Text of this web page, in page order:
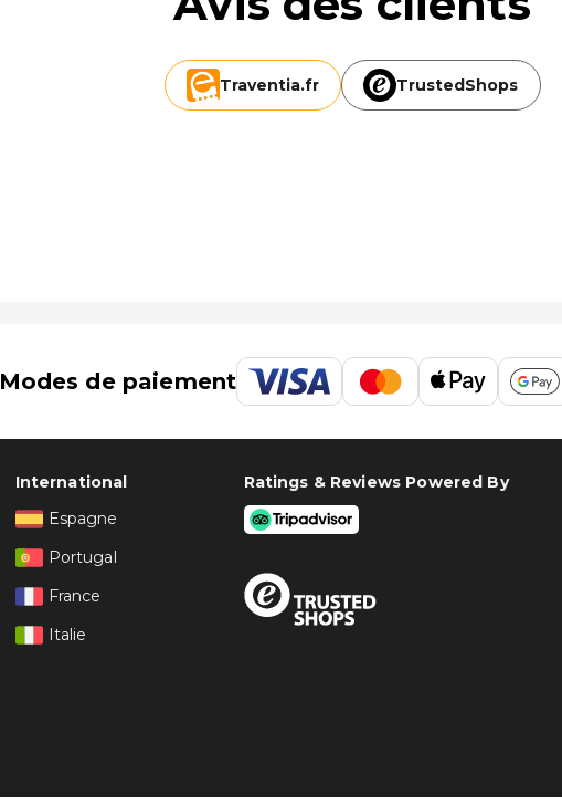
Traventia.fr TrustedShops
Modes de paiement
International
Espagne
Portugal
France
Italie
Ratings & Reviews Powered By